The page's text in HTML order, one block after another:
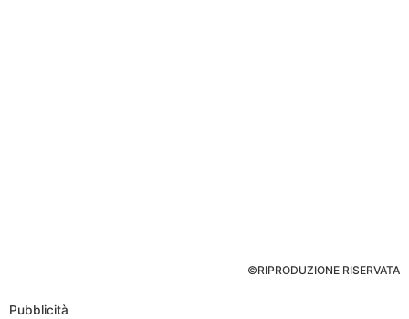
©RIPRODUZIONE RISERVATA
Pubblicità